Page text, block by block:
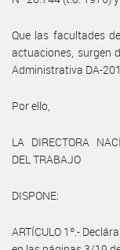
Que las facultades
actuaciones, surgen
Administrativa DA-
Por ello,
LA DIRECTORA
DEL TRABAJO
DISPONE:
ARTÍCULO 1º.-